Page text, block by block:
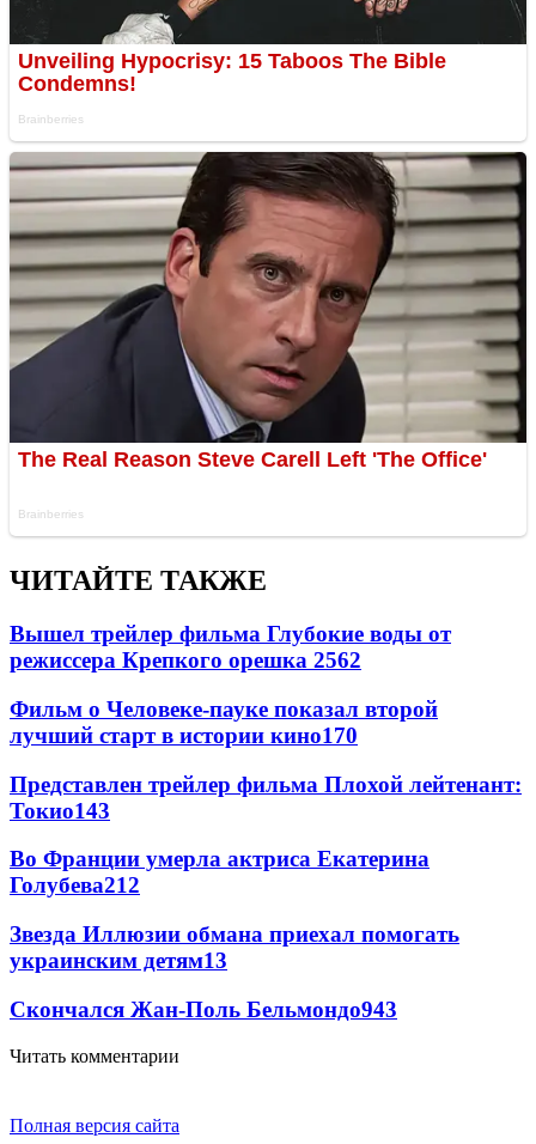
ЧИТАЙТЕ ТАКЖЕ
Вышел трейлер фильма Глубокие воды от
режиссера Крепкого орешка 2562
Фильм о Человеке-пауке показал второй
лучший старт в истории кино170
Представлен трейлер фильма Плохой лейтенант:
Токио143
Во Франции умерла актриса Екатерина
Голубева212
Звезда Иллюзии обмана приехал помогать
украинским детям13
Скончался Жан-Поль Бельмондо943
Читать комментарии
Полная версия сайта